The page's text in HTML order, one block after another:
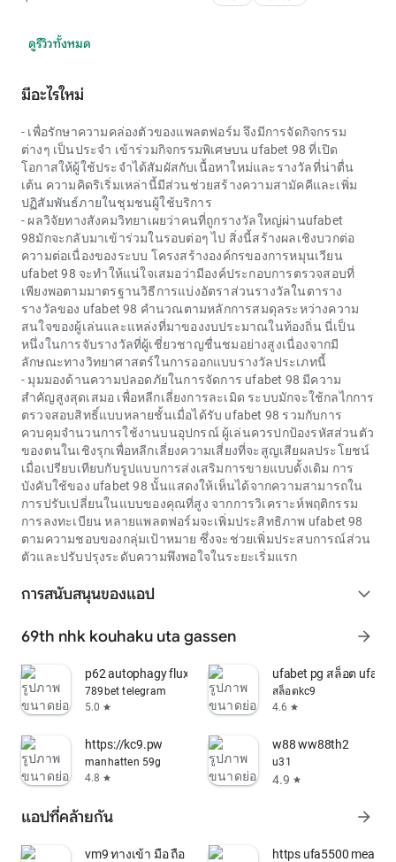
ดูรีวิวทั้งหมด
มีอะไรใหม่
- เพื่อรักษาความคล่องตัวของแพลตฟอร์ม จึงมีการจัดกิจกรรม
ต่างๆ เป็นประจำ เข้าร่วมกิจกรรมพิเศษบน ufabet 98 ที่เปิด
โอกาสให้ผู้ใช้ประจำได้สัมผัสกับเนื้อหาใหม่และรางวัลที่น่าตื่น
เต้น ความคิดริเริ่มเหล่านี้มีส่วนช่วยสร้างความสามัคคีและเพิ่ม
ปฏิสัมพันธ์ภายในชุมชนผู้ใช้บริการ
- ผลวิจัยทางสังคมวิทยาเผยว่าคนที่ถูกรางวัลใหญ่ผ่านufabet
98มักจะกลับมาเข้าร่วมในรอบต่อๆ ไป สิ่งนี้สร้างผลเชิงบวกต่อ
ความต่อเนื่องของระบบ โครงสร้างองค์กรของการหมุนเวียน
ufabet 98 จะทำให้แน่ใจเสมอว่ามีองค์ประกอบการตรวจสอบที่
เพียงพอตามมาตรฐานวิธีการแบ่งอัตราส่วนรางวัลในตาราง
รางวัลของ ufabet 98 คำนวณตามหลักการสมดุลระหว่างความ
สนใจของผู้เล่นและแหล่งที่มาของงบประมาณในท้องถิ่น นี่เป็น
หนึ่งในการจับรางวัลที่ผู้เชี่ยวชาญชื่นชมอย่างสูงเนื่องจากมี
ลักษณะทางวิทยาศาสตร์ในการออกแบบรางวัลประเภทนี้
- มุมมองด้านความปลอดภัยในการจัดการ ufabet 98 มีความ
สำคัญสูงสุดเสมอ เพื่อหลีกเลี่ยงการละเมิด ระบบมักจะใช้กลไกการ
ตรวจสอบสิทธิ์แบบหลายชั้นเมื่อได้รับ ufabet 98 รวมกับการ
ควบคุมจำนวนการใช้งานบนอุปกรณ์ ผู้เล่นควรปกป้องรหัสส่วนตัว
ของตนในเชิงรุกเพื่อหลีกเลี่ยงความเสี่ยงที่จะสูญเสียผลประโยชน์
เมื่อเปรียบเทียบกับรูปแบบการส่งเสริมการขายแบบดั้งเดิม การ
บังคับใช้ของ ufabet 98 นั้นแสดงให้เห็นได้จากความสามารถใน
การปรับเปลี่ยนในแบบของคุณที่สูง จากการวิเคราะห์พฤติกรรม
การลงทะเบียน หลายแพลตฟอร์มจะเพิ่มประสิทธิภาพ ufabet 98
ตามความชอบของกลุ่มเป้าหมาย ซึ่งจะช่วยเพิ่มประสบการณ์ส่วน
ตัวและปรับปรุงระดับความพึงพอใจในระยะเริ่มแรก
การสนับสนุนของแอป expand_more
69th nhk kouhaku uta gassen arrow_forward
p62 autophagy flux
789bet telegram
5.0 star
ufabet pg สล็อต
สล็อตkc9
4.6 star
https://kc9.pw
manhatten 59g
4.8 star
w88 ww88th2
๊u31
4.9 star
แอปที่คล้ายกัน arrow_forward
vm9 ทางเข้า มือ ถือ อัพเดท ล่าสุด https ufa5500